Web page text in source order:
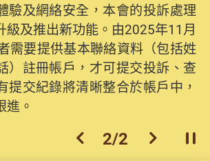
驗及網絡安全，本會的投訴處理
級及推出新功能。由2025年11月
需要提供基本聯絡資料（包括姓
）註冊帳戶，才可提交投訴、查
提交紀錄將清晰整合於帳戶中，
進。
上一個
2/2 下一個開